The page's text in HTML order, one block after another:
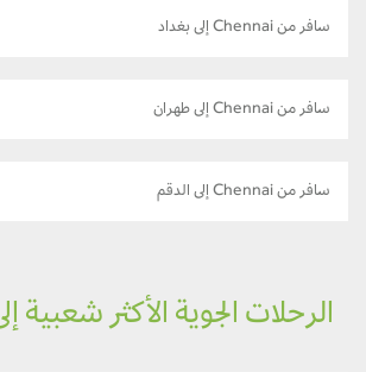
سافر من Chennai إلى بغداد
سافر من Chennai إلى طهران
سافر من Chennai إلى الدقم
الرحلات الجوية الأكثر شعبية إلى Chennai